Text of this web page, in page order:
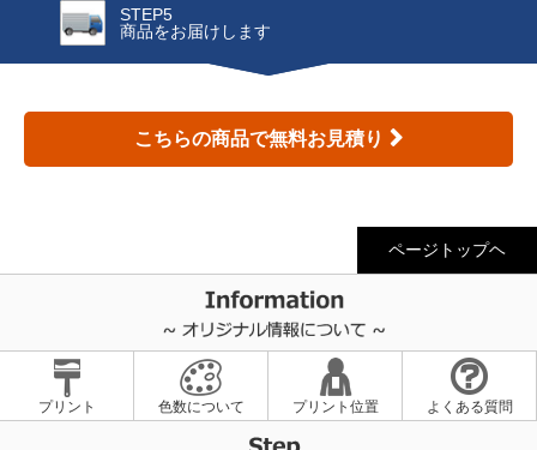
STEP5
商品をお届けします
こちらの商品で無料お見積り
ページトップヘ
プリント 色数について プリント位置 よくある質問